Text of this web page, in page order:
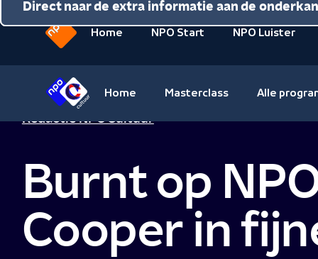
Direct naar de inhoud
Direct naar de hoofdnavigatie
Direct naar de extra informatie aan de
beginpagina
van
Home NPO Start NPO Luister
van
NPO
Cultuur
Home Masterclass Alle
Redactie NPO Cultuur
Burnt op
Cooper in